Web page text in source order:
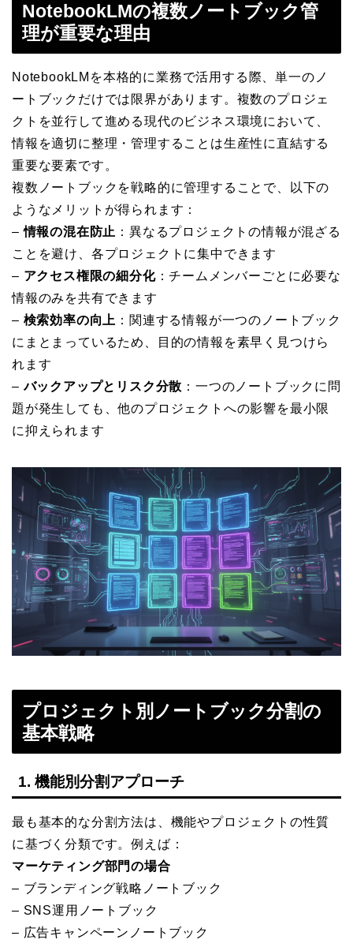
NotebookLMの複数ノートブック管
理が重要な理由
NotebookLMを本格的に業務で活用する際、単一のノ
ートブックだけでは限界があります。複数のプロジェ
クトを並行して進める現代のビジネス環境において、
情報を適切に整理・管理することは生産性に直結する
重要な要素です。
複数ノートブックを戦略的に管理することで、以下の
ようなメリットが得られます：
–情報の混在防止 ：異なるプロジェクトの情報が混ざる
ことを避け、各プロジェクトに集中できます
– アクセス権限の細分化：チームメンバーごとに必要な
情報のみを共有できます
– 検索効率の向上 ：関連する情報が一つのノートブック
にまとまっているため、目的の情報を素早く見つけら
れます
–バックアップとリスク分散 ：一つのノートブックに問
題が発生しても、他のプロジェクトへの影響を最小限
に抑えられます
プロジェクト別ノートブック分割の
基本戦略
1. 機能別分割アプローチ
最も基本的な分割方法は、機能やプロジェクトの性質
に基づく分類です。例えば：
マーケティング部門の場合
– ブランディング戦略ノートブック
– SNS運用ノートブック
– 広告キャンペーンノートブック